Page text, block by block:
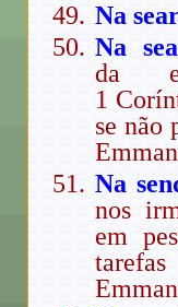
Na
Na
da
1
se não
Na
nos
em